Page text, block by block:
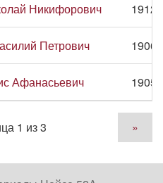
Никифорович 1912
Петрович 1906
Афанасьевич 1905
1 из 3 »